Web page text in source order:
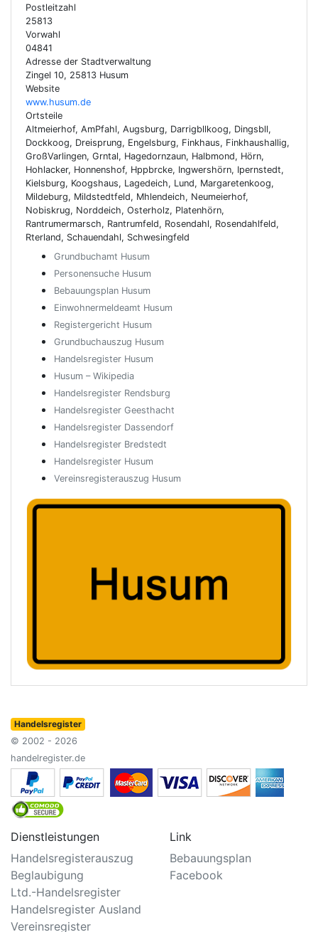
Postleitzahl
25813
Vorwahl
04841
Adresse der Stadtverwaltung
Zingel 10, 25813 Husum
Website
www.husum.de
Ortsteile
Altmeierhof, AmPfahl, Augsburg, Darrigbllkoog, Dingsbll,
Dockkoog, Dreisprung, Engelsburg, Finkhaus, Finkhaushallig,
GroßVarlingen, Grntal, Hagedornzaun, Halbmond, Hörn,
Hohlacker, Honnenshof, Hppbrcke, Ingwershörn, Ipernstedt,
Kielsburg, Koogshaus, Lagedeich, Lund, Margaretenkoog,
Mildeburg, Mildstedtfeld, Mhlendeich, Neumeierhof,
Nobiskrug, Norddeich, Osterholz, Platenhörn,
Rantrumermarsch, Rantrumfeld, Rosendahl, Rosendahlfeld,
Rterland, Schauendahl, Schwesingfeld
Grundbuchamt Husum
Personensuche Husum
Bebauungsplan Husum
Einwohnermeldeamt Husum
Registergericht Husum
Grundbuchauszug Husum
Handelsregister Husum
Husum – Wikipedia
Handelsregister Rendsburg
Handelsregister Geesthacht
Handelsregister Dassendorf
Handelsregister Bredstedt
Handelsregister Husum
Vereinsregisterauszug Husum
Handelsregister
© 2002 - 2026
handelregister.de
Dienstleistungen
Handelsregisterauszug
Beglaubigung
Ltd.-Handelsregister
Handelsregister Ausland
Vereinsregister
Link
Bebauungsplan
Facebook